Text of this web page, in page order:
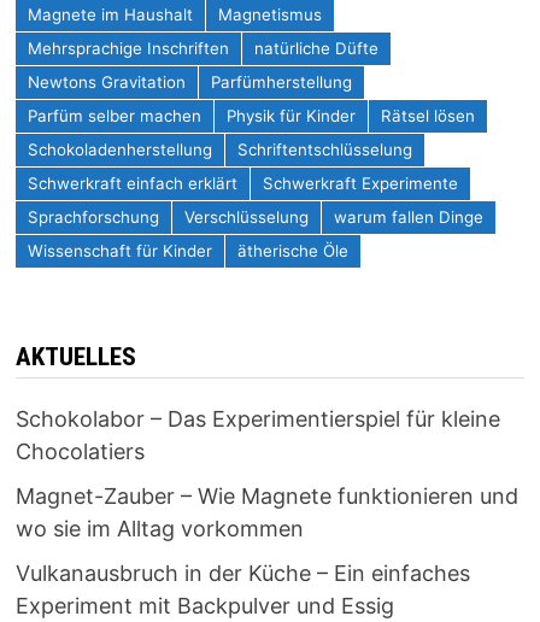
Magnete im Haushalt
Magnetismus
Mehrsprachige Inschriften
natürliche Düfte
Newtons Gravitation
Parfümherstellung
Parfüm selber machen
Physik für Kinder
Rätsel lösen
Schokoladenherstellung
Schriftentschlüsselung
Schwerkraft einfach erklärt
Schwerkraft Experimente
Sprachforschung
Verschlüsselung
warum fallen Dinge
Wissenschaft für Kinder
ätherische Öle
AKTUELLES
Schokolabor – Das Experimentierspiel für kleine
Chocolatiers
Magnet-Zauber – Wie Magnete funktionieren und
wo sie im Alltag vorkommen
Vulkanausbruch in der Küche – Ein einfaches
Experiment mit Backpulver und Essig